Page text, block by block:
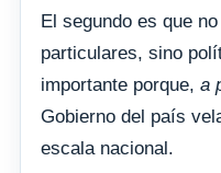
El segundo es que
particulares, sino
importante porque, a
Gobierno del país
escala nacional.